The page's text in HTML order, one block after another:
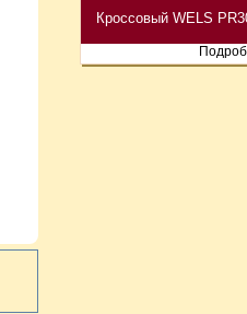
Кроссовый WELS